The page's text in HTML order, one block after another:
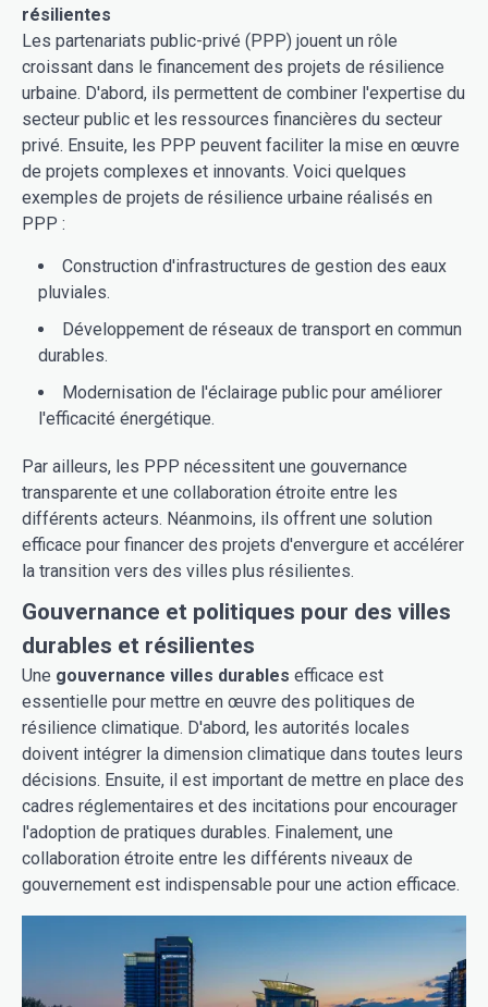
résilientes
Les partenariats public-privé (PPP) jouent un rôle
croissant dans le financement des projets de résilience
urbaine. D'abord, ils permettent de combiner l'expertise du
secteur public et les ressources financières du secteur
privé. Ensuite, les PPP peuvent faciliter la mise en œuvre
de projets complexes et innovants. Voici quelques
exemples de projets de résilience urbaine réalisés en
PPP :
Construction d'infrastructures de gestion des eaux
pluviales.
Développement de réseaux de transport en commun
durables.
Modernisation de l'éclairage public pour améliorer
l'efficacité énergétique.
Par ailleurs, les PPP nécessitent une gouvernance
transparente et une collaboration étroite entre les
différents acteurs. Néanmoins, ils offrent une solution
efficace pour financer des projets d'envergure et accélérer
la transition vers des villes plus résilientes.
Gouvernance et politiques pour des villes
durables et résilientes
Une gouvernance villes durables efficace est
essentielle pour mettre en œuvre des politiques de
résilience climatique. D'abord, les autorités locales
doivent intégrer la dimension climatique dans toutes leurs
décisions. Ensuite, il est important de mettre en place des
cadres réglementaires et des incitations pour encourager
l'adoption de pratiques durables. Finalement, une
collaboration étroite entre les différents niveaux de
gouvernement est indispensable pour une action efficace.